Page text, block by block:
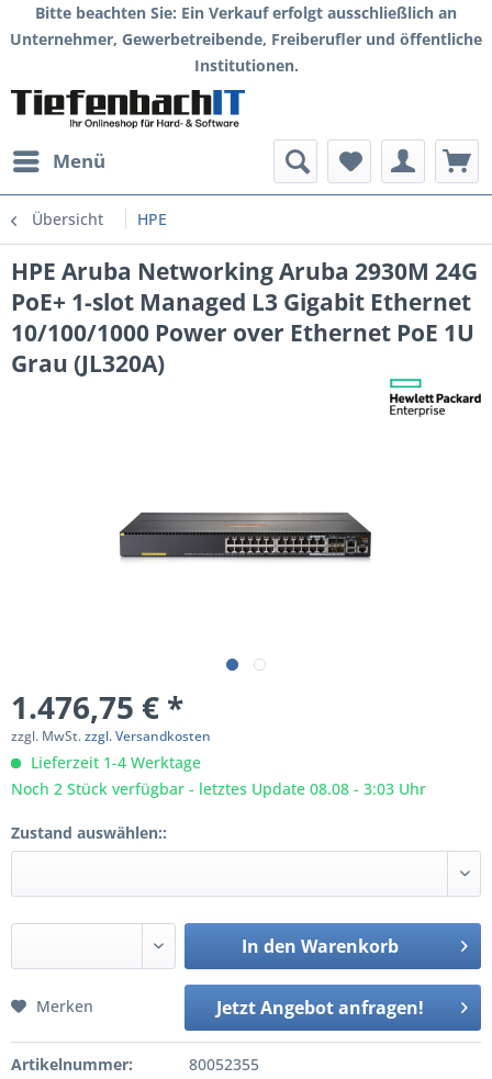
Bitte beachten Sie: Ein Verkauf erfolgt ausschließlich an
Unternehmer, Gewerbetreibende, Freiberufler und öffentliche
Institutionen.
Menü
Übersicht HPE
HPE Aruba Networking Aruba 2930M 24G
PoE+ 1-slot Managed L3 Gigabit Ethernet
10/100/1000 Power over Ethernet PoE 1U
Grau (JL320A)
1.476,75 € *
zzgl. MwSt.zzgl. Versandkosten
Lieferzeit 1-4 Werktage
Noch 2 Stück verfügbar - letztes Update 08.08 - 3:03 Uhr
Zustand auswählen::
In den Warenkorb
Jetzt Angebot anfragen!
Merken
Artikelnummer:
80052355